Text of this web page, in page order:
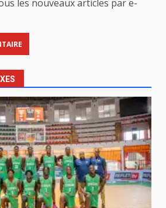
les nouveaux articles par e-